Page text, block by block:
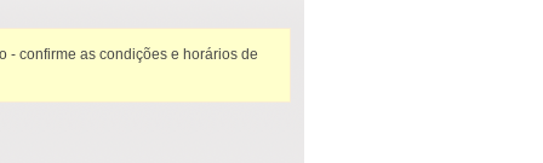
- confirme as condições e horários de